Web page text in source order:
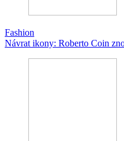
Fashion
Návrat ikony: Roberto Coin